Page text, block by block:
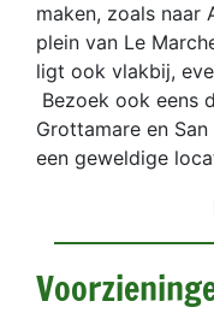
maken, zoals naar
plein van Le
ligt ook vlakbij,
Bezoek ook eens
Grottamare en
een geweldige